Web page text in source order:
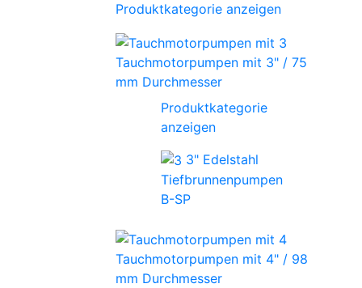
Produktkategorie anzeigen
Tauchmotorpumpen mit 3" / 75
mm Durchmesser
Produktkategorie
anzeigen
3" Edelstahl
Tiefbrunnenpumpen
B-SP
Tauchmotorpumpen mit 4" / 98
mm Durchmesser